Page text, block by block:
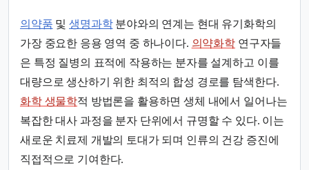
의약품 및생명과학분야와의 연계는 현대 유기화학의
가장 중요한 응용 영역 중 하나이다. 의약화학 연구자들
은 특정 질병의 표적에 작용하는 분자를 설계하고 이를
대량으로 생산하기 위한 최적의 합성 경로를 탐색한다.
화학 생물학적 방법론을 활용하면 생체 내에서 일어나는
복잡한 대사 과정을 분자 단위에서 규명할 수 있다. 이는
새로운 치료제 개발의 토대가 되며 인류의 건강 증진에
직접적으로 기여한다.